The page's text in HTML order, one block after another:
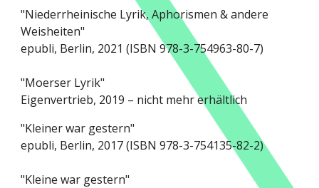
"Niederrheinische Lyrik, Aphorismen & andere
Weisheiten"
epubli, Berlin, 2021 (ISBN 978-3-754963-80-7)
"Moerser Lyrik"
Eigenvertrieb, 2019 – nicht mehr erhältlich
"Kleiner war gestern"
epubli, Berlin, 2017 (ISBN 978-3-754135-82-2)
"Kleine war gestern"